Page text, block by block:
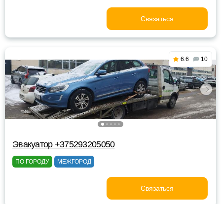
Связаться
6.6 10
Эвакуатор +375293205050
ПО ГОРОДУ МЕЖГОРОД
Связаться